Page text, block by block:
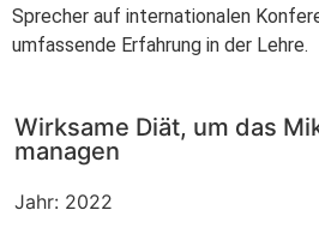
Sprecher auf internationalen
umfassende Erfahrung in der Lehre.
Wirksame Diät, um das
managen
Jahr: 2022